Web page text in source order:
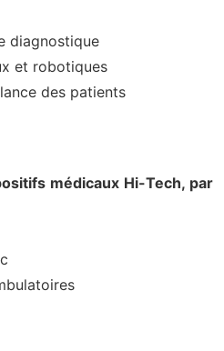
diagnostique
et robotiques
des patients
médicaux Hi-Tech, par